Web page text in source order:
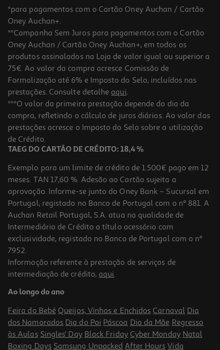
Bebida Energetica Hell Classic 250ml (sdr)
2.76 €/Lt
0,69 €
Bebida Energetica Hell Cereja Preta 250ml (sdr)
2.76 €/Lt
0,69 €
+0,10 € Depósito
*para pagamentos com o Cartão Oney Auchan / Cartão
Oney Auchan+.
**Campanha Sem Juros para pagamentos com o Cartão
Oney Auchan / Cartão Oney Auchan+, em todos os
produtos assinalados na Loja de valor igual ou superior a
75€. Ao valor da compra acresce Comissão de
Formalização até 6% e Imposto do Selo, incluídos nas
prestações. Consulte detalhe aqui.
***O valor da primeira prestação depende do dia da
compra, refletindo o cálculo de juros diários. Ao valor das
prestações acresce o Imposto do Selo sobre a utilização
de Crédito.
TAEG DO CARTÃO DE CRÉDITO: 18,4 %
Exemplo para um limite de crédito de 1.500€ pago em 12
meses. TAN 17,60 %. Adesão ao Cartão sujeita a
aprovação. Informe-se junto do Oney Bank – Sucursal em
Portugal, registado no Banco de Portugal com o nº 881. A
Auchan Retail Portugal, S.A. atua na qualidade de
Intermediário de Crédito a título acessório com
exclusividade, registado no Banco de Portugal com o nº
7952.
Informação referente à prestação de serviços de
intermediação de crédito, aqui.
Ao longo do ano
Feira do Bebé Queijos, Vinhos e Enchidos Carnaval Dia
dos Namorados Dia do Pai Páscoa Dia da Mãe Regresso
às Aulas Singles' Day Black Friday Cyber Monday Natal
Boxing Days Samsung Unpacked After Hours Vida